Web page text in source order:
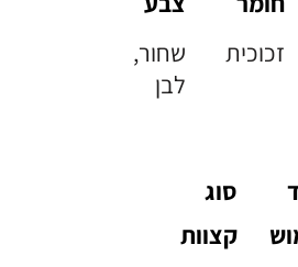
זכוכית
שחור,
לבן
סוג
קצוות